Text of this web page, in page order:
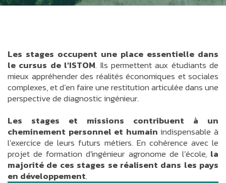
Les stages occupent une place essentielle dans
le cursus de l'ISTOM. Ils permettent aux étudiants de
mieux appréhender des réalités économiques et sociales
complexes, et d’en faire une restitution articulée dans une
perspective de diagnostic ingénieur.
Les stages et missions contribuent à un
cheminement personnel et humain indispensable à
l’exercice de leurs futurs métiers. En cohérence avec le
projet de formation d'ingénieur agronome de l’école, la
majorité de ces stages se réalisent dans les pays
en développement.